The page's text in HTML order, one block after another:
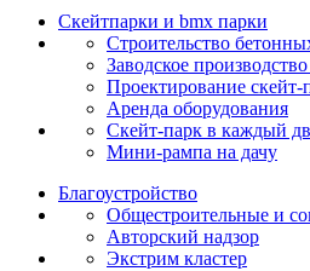
Скейтпарки и bmx парки
Строительство
Заводское
Проектирование скейт-
Аренда оборудования
Скейт-парк в каждый
Мини-рампа на дачу
Благоустройство
Общестроительные и
Авторский надзор
Экстрим кластер